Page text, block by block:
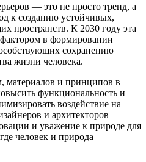
— это не просто тренд, а
к созданию устойчивых,
пространств. К 2030 году эта
в формировании
сохранению
жизни человека.
материалов и принципов в
функциональность и
воздействие на
и архитекторов
и уважение к природе для
человек и природа